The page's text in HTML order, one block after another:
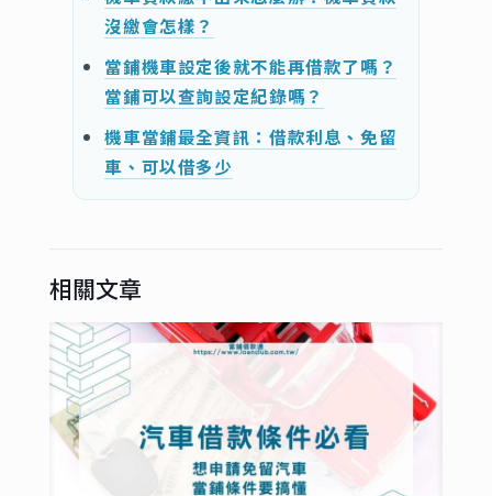
沒繳會怎樣？
當鋪機車設定後就不能再借款了嗎？
當鋪可以查詢設定紀錄嗎？
機車當鋪最全資訊：借款利息、免留
車、可以借多少
相關文章